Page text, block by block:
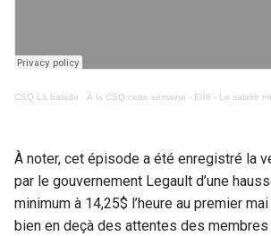
CSQ La balado · À la CSQ cette semaine - E06 - Le salaire
À noter, cet épisode a été enregistré la
par le gouvernement Legault d’une
minimum à 14,25$ l’heure au premier
bien en deçà des attentes des